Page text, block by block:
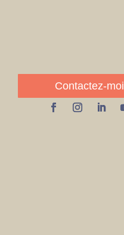
Contactez-moi